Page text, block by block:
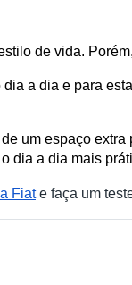
de vida.
a dia e para
um espaço
dia a dia mais
Fiate faça um